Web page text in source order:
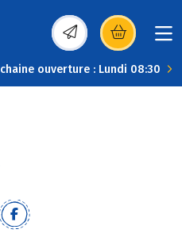
(s’ouvre dans une
ouverture : Lundi 08:30